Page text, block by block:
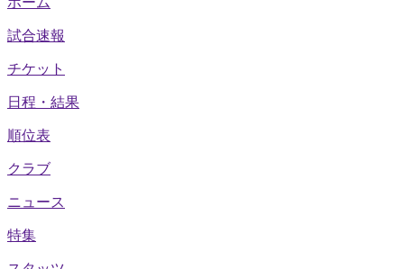
試合速報
チケット
日程・結果
順位表
クラブ
ニュース
特集